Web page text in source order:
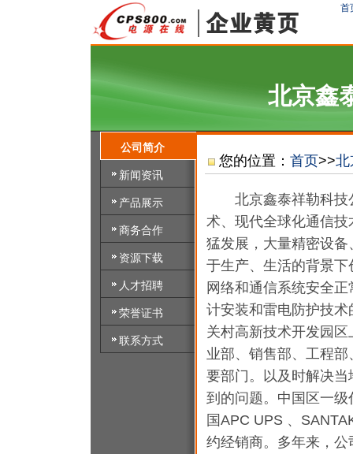
首
北京鑫
公司简介
新闻资讯
产品展示
商务合作
资源下载
人才招聘
荣誉证书
联系方式
您的位置： 首页>>北
北京鑫泰祥勒科技
术、现代全球化通信
猛发展，大量精密设
于生产、生活的背景
网络和通信系统安全
计安装和雷电防护技
关村高新技术开发园
业部、销售部、工程
要部门。以及时解决
到的问题。中国区一
国APC UPS 、
约经销商。多年来，